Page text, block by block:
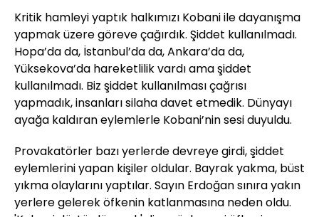
Kritik hamleyi yaptık halkımızı Kobani ile dayanışma
yapmak üzere göreve çağırdık. Şiddet kullanılmadı.
Hopa’da da, İstanbul’da da, Ankara’da da,
Yüksekova’da hareketlilik vardı ama şiddet
kullanılmadı. Biz şiddet kullanılması çağrısı
yapmadık, insanları silaha davet etmedik. Dünyayı
ayağa kaldıran eylemlerle Kobani’nin sesi duyuldu.
Provakatörler bazı yerlerde devreye girdi, şiddet
eylemlerini yapan kişiler oldular. Bayrak yakma, büst
yıkma olaylarını yaptılar. Sayın Erdoğan sınıra yakın
yerlere gelerek öfkenin katlanmasına neden oldu.